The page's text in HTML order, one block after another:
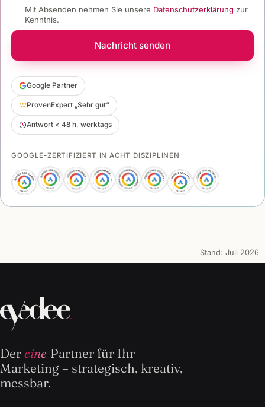
Mit Absenden nehmen Sie unsere Datenschutzerklärung zur
Kenntnis.
Nachricht senden
Google Partner
ProvenExpert „Sehr gut“
Antwort < 48 h, werktags
GOOGLE-ZERTIFIZIERT IN ACHT DISZIPLINEN
Stand: Juli 2026
Dereine Partner für Ihr
Marketing – strategisch, kreativ,
messbar.